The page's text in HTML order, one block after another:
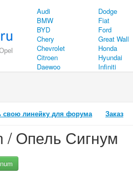
Audi
BMW
BYD
Chery
Chevrolet
Citroen
Daewoo
Dodge
Fiat
Ford
Great Wall
Honda
Hyundai
Infiniti
свою линейку для форума Заказ
/ Опель Сигнум